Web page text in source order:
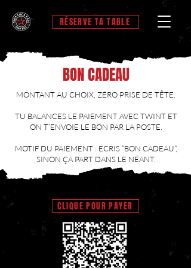
RÉSERVE TA TABLE
BON CADEAU
MONTANT AU CHOIX, ZÉRO PRISE DE TÊTE.
TU BALANCES LE PAIEMENT AVEC TWINT ET
ON T’ENVOIE LE BON PAR LA POSTE.
MOTIF DU PAIEMENT : ÉCRIS “BON CADEAU”,
SINON ÇA PART DANS LE NÉANT.
CLIQUE POUR PAYER